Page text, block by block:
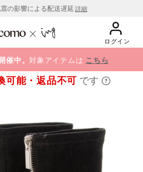
の影響による配送遅延 詳細
ログイン
催中。対象アイテムは こちら
可能・返品不可 です